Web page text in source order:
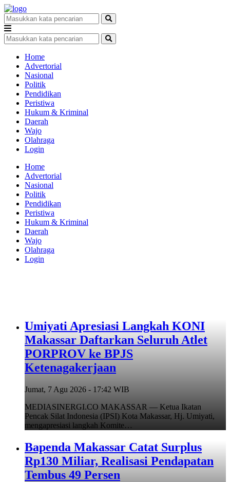
Home
Advertorial
Nasional
Politik
Pendidikan
Peristiwa
Hukum & Kriminal
Daerah
Wajo
Olahraga
Login
Home
Advertorial
Nasional
Politik
Pendidikan
Peristiwa
Hukum & Kriminal
Daerah
Wajo
Olahraga
Login
Umiyati Apresiasi Langkah KONI
Makassar Daftarkan Seluruh Atlet
PORPROV ke BPJS
Ketenagakerjaan
Jumat, 7 Agu 2026 - 17:42 WIB
MEDIASINERGI.CO MAKASSAR — Ketua Ikatan
Pencak Silat Indonesia (IPSI) Kota Makassar, Hj. Umiyati,
mengapresiasi langkah Komite…
Bapenda Makassar Catat Surplus
Rp130 Miliar, Realisasi Pendapatan
Tembus 49 Persen